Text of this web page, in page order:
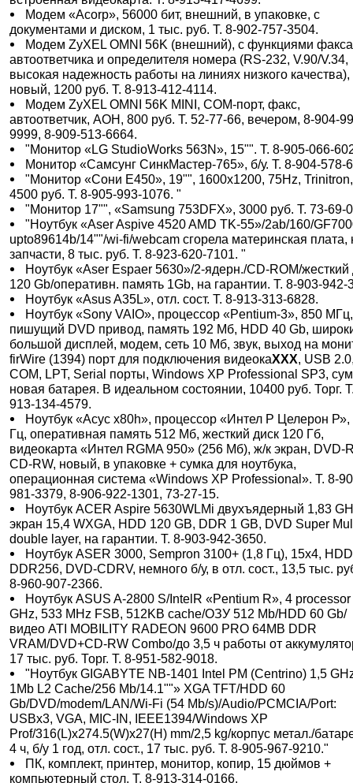
Модем «Acorp», 56000 бит, внешний, в упаковке, с
документами и диском, 1 тыс. руб. Т. 8-902-757-3504.
Модем ZyXEL OMNI 56K (внешний), с функциями
автоответчика и определителя номера (RS-232, V.90/V.34,
высокая надежность работы на линиях низкого качества),
новый, 1200 руб. Т. 8-913-412-4114.
Модем ZyXEL OMNI 56K MINI, COM-порт, факс,
автоответчик, АОН, 800 руб. Т. 52-77-66, вечером, 8-904-
9999, 8-909-513-6664.
"Монитор «LG StudioWorks 563N», 15"". Т. 8-905-066-
Монитор «Самсунг СинкМастер-765», б/у. Т. 8-904-578-
"Монитор «Сони E450», 19"", 1600x1200, 75Hz, Trinitron,
4500 руб. Т. 8-905-993-1076. "
"Монитор 17"", «Samsung 753DFX», 3000 руб. Т. 73-69-
"Ноутбук «Aser Aspive 4520 AMD TK-55»/2ab/160/
upto89614b/14""/wi-fi/webcam сгорела материнская плата,
запчасти, 8 тыс. руб. Т. 8-923-620-7101. "
Ноутбук «Aser Espaer 5630»/2-ядерн./CD-ROM/жесткий
120 Gb/оперативн. память 1Gb, на гарантии. Т. 8-903-942-
Ноутбук «Asus A35L», отл. сост. Т. 8-913-313-6828.
Ноутбук «Sony VAIO», процессор «Pentium-3», 850 МГц,
пишущий DVD привод, память 192 Мб, HDD 40 Gb,
большой дисплей, модем, сеть 10 Мб, звук, выход на
firWire (1394) порт для подключения видеокаXXX, USB
COM, LPT, Serial порты, Windows XP Professional SP3,
новая батарея. В идеальном состоянии, 10400 руб. Торг.
913-134-4579.
Ноутбук «Асус х80h», процессор «Интел Р Целерон Р»,
Гц, оперативная память 512 Мб, жесткий диск 120 Гб,
видеокарта «Интел RGMA 950» (256 Мб), ж/к экран, DVD-
CD-RW, новый, в упаковке + сумка для ноутбука,
операционная система «Windows XP Professional». Т. 8-
981-3379, 8-906-922-1301, 73-27-15.
Ноутбук ACER Aspire 5630WLMi двухъядерный 1,83
экран 15,4 WXGA, HDD 120 GB, DDR 1 GB, DVD Super
double layer, на гарантии. Т. 8-903-942-3650.
Ноутбук ASER 3000, Sempron 3100+ (1,8 Гц), 15х4,
DDR256, DVD-CDRV, немного б/у, в отл. сост., 13,5 тыс.
8-960-907-2366.
Ноутбук ASUS A-2800 S/IntelR «Pentium R», 4
GHz, 533 MHz FSB, 512KB cache/ОЗУ 512 Mb/HDD 60 Gb/
видео ATI MOBILITY RADEON 9600 PRO 64MB DDR
VRAM/DVD+CD-RW Combo/до 3,5 ч работы от
17 тыс. руб. Торг. Т. 8-951-582-9018.
"Ноутбук GIGABYTE NB-1401 Intel PM (Centrino) 1,5
1Mb L2 Cache/256 Mb/14.1""» XGA TFT/HDD 60
Gb/DVD/modem/LAN/Wi-Fi (54 Mb/s)/Audio/PCMCIA/Port:
USBx3, VGA, MIC-IN, IEEE1394/Windows XP
Prof/316(L)х274.5(W)х27(H) mm/2,5 kg/корпус метал./
4 ч, б/у 1 год, отл. сост., 17 тыс. руб. Т. 8-905-967-9210."
ПК, комплект, принтер, монитор, копир, 15 дюймов +
компьютерный стол. Т. 8-913-314-0166.